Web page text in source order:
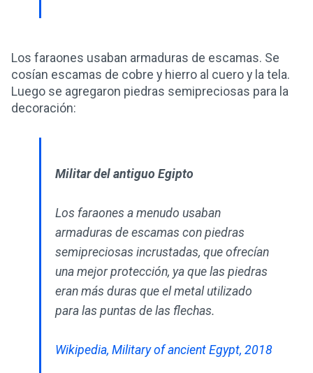
Los faraones usaban armaduras de escamas. Se
cosían escamas de cobre y hierro al cuero y la tela.
Luego se agregaron piedras semipreciosas para la
decoración:
Militar del antiguo Egipto
Los faraones a menudo usaban
armaduras de escamas con piedras
semipreciosas incrustadas, que ofrecían
una mejor protección, ya que las piedras
eran más duras que el metal utilizado
para las puntas de las flechas.
Wikipedia, Military of ancient Egypt, 2018